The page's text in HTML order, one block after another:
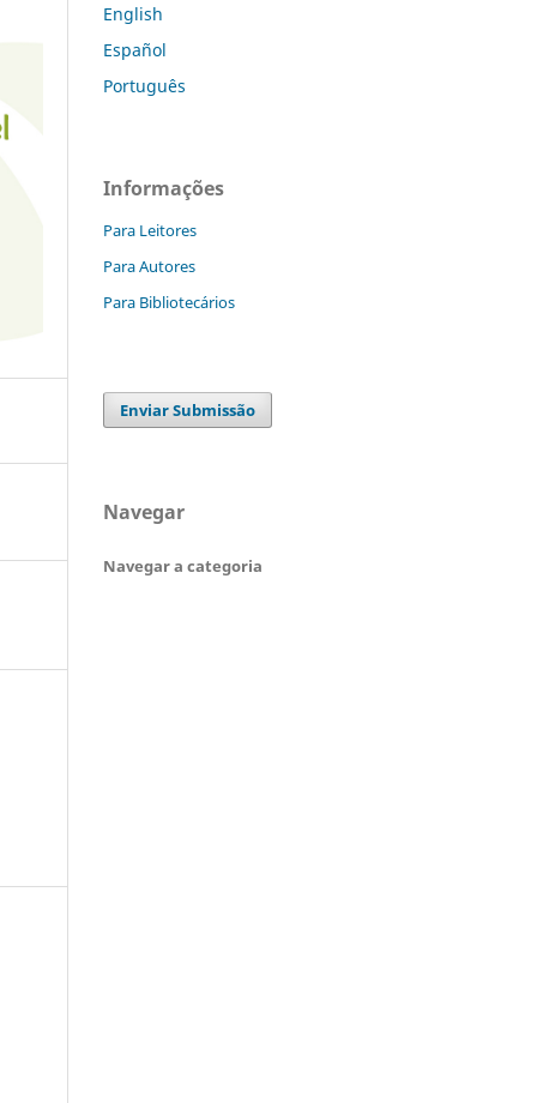
English
Español
Português
Informações
Para Leitores
Para Autores
Para Bibliotecários
Enviar Submissão
Navegar
Navegar a categoria